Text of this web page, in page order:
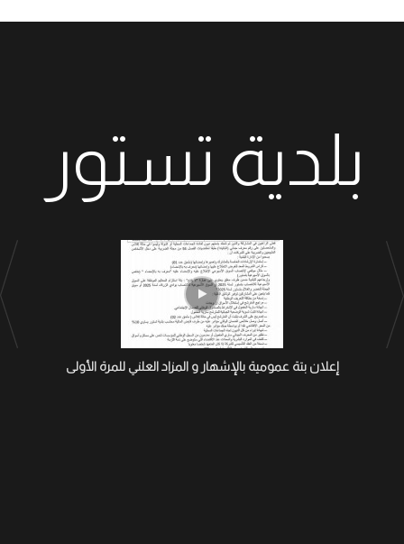
بلدية تستور
إعلان بتة عمومية بالإشهار و المزاد العلني للمرة الأولى